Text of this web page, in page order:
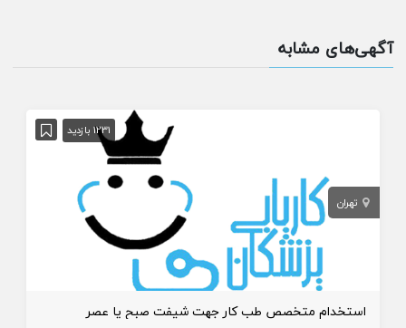
آگهی‌های مشابه
1231 بازدید
تهران
استخدام متخصص طب کار جهت شیفت صبح یا عصر